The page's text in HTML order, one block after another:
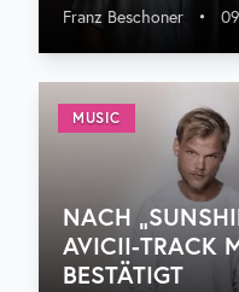
Franz Beschoner •
MUSIC
NACH
AVICII-TRACK
BESTÄTIGT